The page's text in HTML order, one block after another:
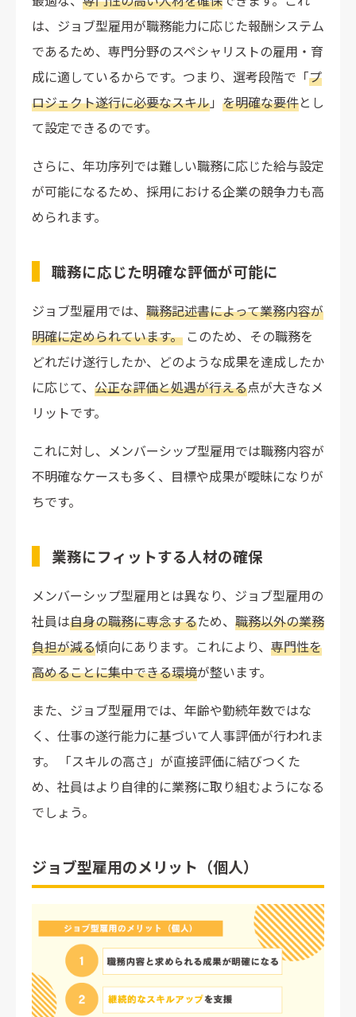
は、ジョブ型雇用が職務能力に応じた報酬システム
であるため、専門分野のスペシャリストの雇用・育
成に適しているからです。つまり、選考段階で「プ
ロジェクト遂行に必要なスキル」 を明確な要件とし
て設定できるのです。
さらに、年功序列では難しい職務に応じた給与設定
が可能になるため、採用における企業の競争力も高
められます。
職務に応じた明確な評価が可能に
ジョブ型雇用では、 職務記述書によって業務内容が
明確に定められています。 このため、その職務を
どれだけ遂行したか、どのような成果を達成したか
に応じて、 公正な評価と処遇が行える点が大きなメ
リットです。
これに対し、メンバーシップ型雇用では職務内容が
不明確なケースも多く、目標や成果が曖昧になりが
ちです。
業務にフィットする人材の確保
メンバーシップ型雇用とは異なり、ジョブ型雇用の
社員は自身の職務に専念するため、 職務以外の業務
負担が減る傾向にあります。これにより、 専門性を
高めることに集中できる環境が整います。
また、ジョブ型雇用では、年齢や勤続年数ではな
く、仕事の遂行能力に基づいて人事評価が行われま
す。 「スキルの高さ」が直接評価に結びつくた
め、社員はより自律的に業務に取り組むようになる
でしょう。
ジョブ型雇用のメリット（個人）